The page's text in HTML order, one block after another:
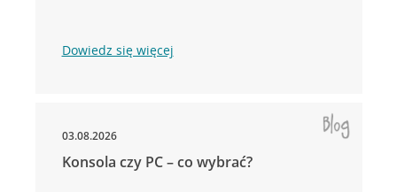
Dowiedz się więcej
03.08.2026
Konsola czy PC – co wybrać?